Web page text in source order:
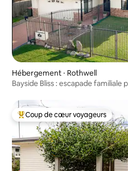
Hébergement ⋅ Rothwell
Bayside Bliss : escapade familiale
Coups de cœur voyageurs les plus
Coup de cœur voyageurs